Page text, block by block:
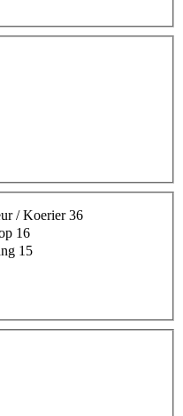
/ Koerier36
16
15